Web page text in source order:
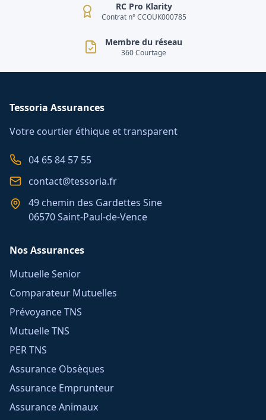
RC Pro Klarity
Contrat n° CCOUK000785
Membre du réseau
360 Courtage
Tessoria Assurances
Votre courtier éthique et transparent
04 65 84 57 55
contact@tessoria.fr
49 chemin des Gardettes Sine
06570 Saint-Paul-de-Vence
Nos Assurances
Mutuelle Senior
Comparateur Mutuelles
Prévoyance TNS
Mutuelle TNS
PER TNS
Assurance Obsèques
Assurance Emprunteur
Assurance Animaux